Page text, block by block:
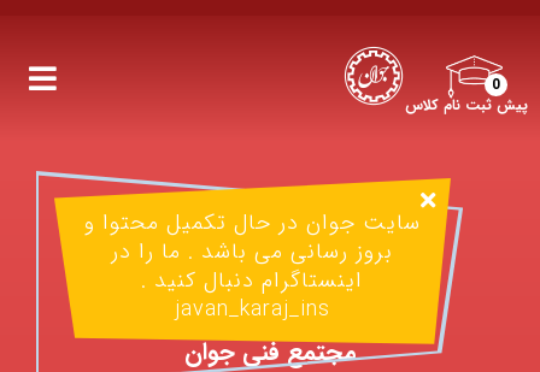
0
پیش ثبت نام کلاس
سایت جوان در حال تکمیل محتوا و
بروز رسانی می باشد . ما را در
اینستاگرام دنبال کنید .
javan_karaj_ins
مجتمع فنی جوان